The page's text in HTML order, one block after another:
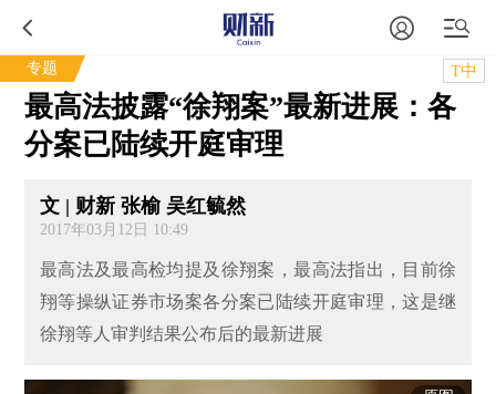
专题 T中
最高法披露“徐翔案”最新进展：各
分案已陆续开庭审理
文 | 财新 张榆 吴红毓然
2017年03月12日 10:49
最高法及最高检均提及徐翔案，最高法指出，目前徐
翔等操纵证券市场案各分案已陆续开庭审理，这是继
徐翔等人审判结果公布后的最新进展